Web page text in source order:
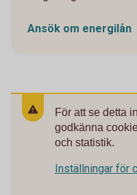
Ansök om energilån
För att se detta
godkänna
och statistik.
Inställningar för